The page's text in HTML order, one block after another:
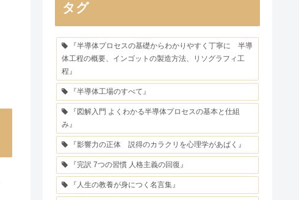
タグ
『半導体プロセスの基礎からわかりやすく丁寧に 半導
体工程の概要、インゴットの製造方法、リソグラフィ工
程』
『半導体工場のすべて』
『図解入門 よくわかる半導体プロセスの基本と仕組
み』
『影響力の正体 説得のカラクリを心理学があばく』
『完訳 7つの習慣 人格主義の回復』
『人生の教養が身につく名言集』